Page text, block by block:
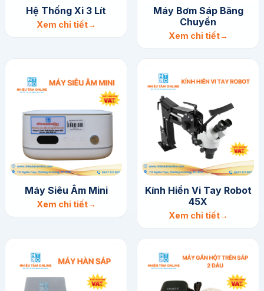
Hệ Thống Xi 3 Lít
Xem chi tiết
Máy Bơm Sáp Băng
Chuyền
Xem chi tiết
Máy Siêu Âm Mini
Xem chi tiết
Kính Hiển Vi Tay Robot
45X
Xem chi tiết